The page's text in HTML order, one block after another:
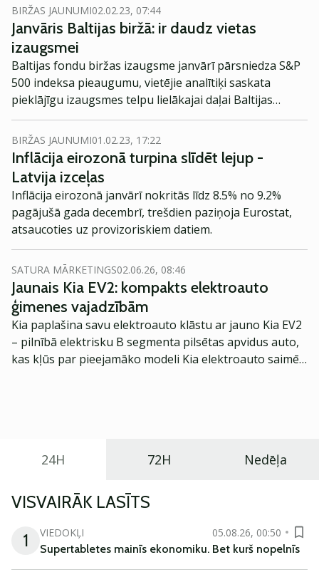
BIRŽAS JAUNUMI02.02.23, 07:44
Janvāris Baltijas biržā: ir daudz vietas
izaugsmei
Baltijas fondu biržas izaugsme janvārī pārsniedza S&P
500 indeksa pieaugumu, vietējie analītiķi saskata
pieklājīgu izaugsmes telpu lielākajai daļai Baltijas
biržas akciju.
BIRŽAS JAUNUMI01.02.23, 17:22
Inflācija eirozonā turpina slīdēt lejup -
Latvija izceļas
Inflācija eirozonā janvārī nokritās līdz 8.5% no 9.2%
pagājušā gada decembrī, trešdien paziņoja Eurostat,
atsaucoties uz provizoriskiem datiem.
SATURA MĀRKETINGS02.06.26, 08:46
Jaunais Kia EV2: kompakts elektroauto
ģimenes vajadzībām
Kia paplašina savu elektroauto klāstu ar jauno Kia EV2
– pilnībā elektrisku B segmenta pilsētas apvidus auto,
kas kļūs par pieejamāko modeli Kia elektroauto saimē
24H 72H Nedēļa
VISVAIRĀK LASĪTS
1
VIEDOKĻI
05.08.26, 00:50
Supertabletes mainīs ekonomiku. Bet kurš nopelnīs